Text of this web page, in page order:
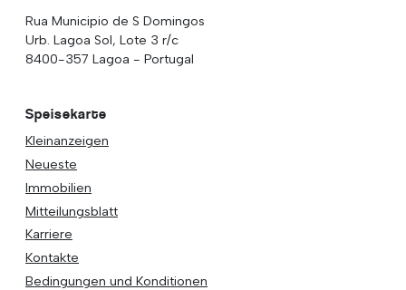
Rua Municipio de S Domingos
Urb. Lagoa Sol, Lote 3 r/c
8400-357 Lagoa - Portugal
Speisekarte
Kleinanzeigen
Neueste
Immobilien
Mitteilungsblatt
Karriere
Kontakte
Bedingungen und Konditionen